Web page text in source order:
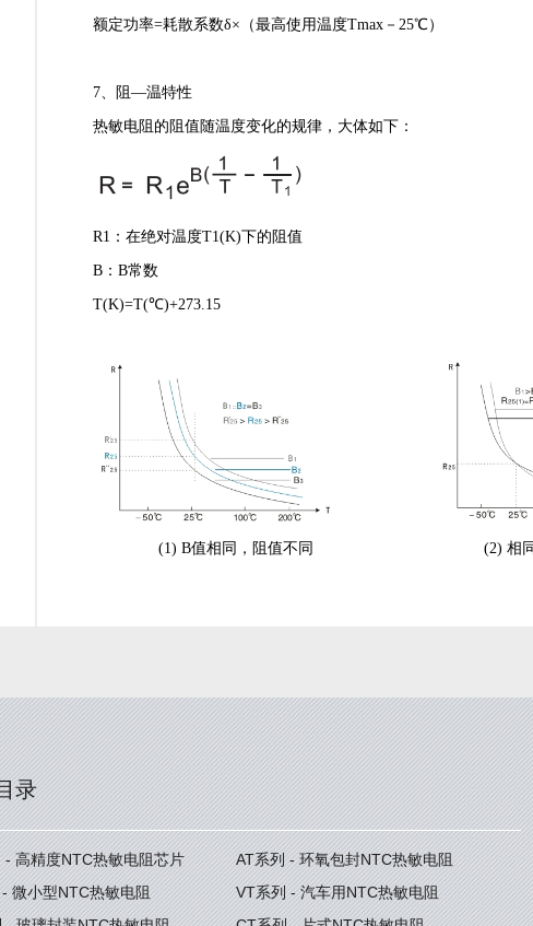
额定功率=耗散系数δ×（最高使用温度Tmax －25℃）
7、阻—温特性
热敏电阻的阻值随温度变化的规律，大体如下：
R1 ：在绝对温度T1(K)下的阻值
B ：B常数
T(K)=T(℃)+273.15
(1) B值相同，阻值不同 (2) 相同阻值
录
- 高精度NTC热敏电阻芯片
AT系列 - 环氧包封NTC热敏电阻
微小型NTC热敏电阻
VT系列 - 汽车用NTC热敏电阻